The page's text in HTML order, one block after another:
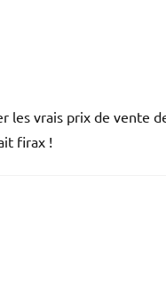
les vrais prix de vente
firax !